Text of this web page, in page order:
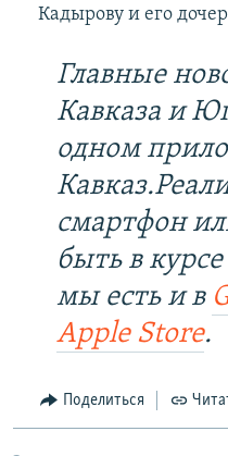
Кадырову и его
Главные
Кавказа и
одном
смартфон
быть в
мы есть и в
Apple Store.
Поделиться